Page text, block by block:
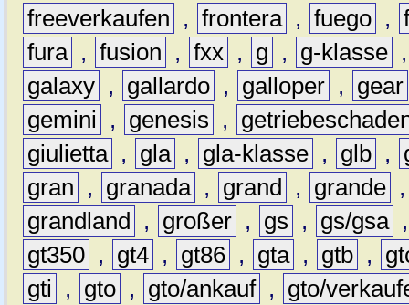
freeverkaufen
, frontera , fuego ,
fura , fusion , fxx , g , g-klasse
galaxy , gallardo , galloper ,
gear
gemini
, genesis ,
giulietta , gla , gla-klasse , glb ,
gran
, granada , grand , grande
grandland
, großer , gs , gs/gsa
gt350 , gt4 , gt86 , gta , gtb ,
gti
, gto , gto/ankauf ,
gto/